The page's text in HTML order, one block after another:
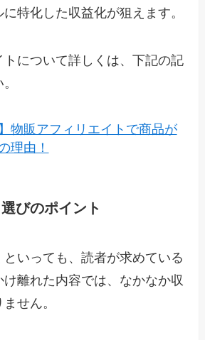
特化した収益化が狙えます。
について詳しくは、下記の記
物販アフィリエイトで商品が
理由！
びのポイント
いっても、読者が求めている
離れた内容では、なかなか収
せん。